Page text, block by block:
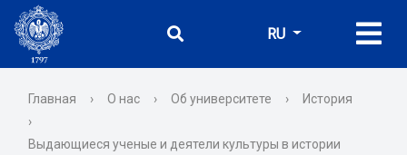
RU
Главная › О нас › Об университете ›
История
›
Выдающиеся ученые и деятели культуры в истории